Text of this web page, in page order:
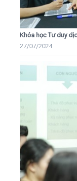
Khóa học Tư duy
27/07/2024